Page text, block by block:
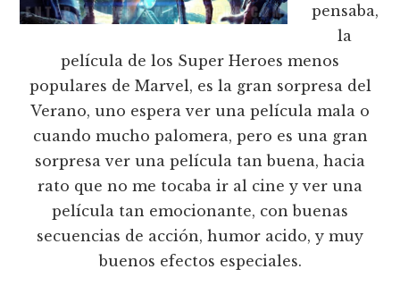
pensaba,
la
película de los Super Heroes menos
populares de Marvel, es la gran sorpresa del
Verano, uno espera ver una película mala o
cuando mucho palomera, pero es una gran
sorpresa ver una película tan buena, hacia
rato que no me tocaba ir al cine y ver una
película tan emocionante, con buenas
secuencias de acción, humor acido, y muy
buenos efectos especiales.